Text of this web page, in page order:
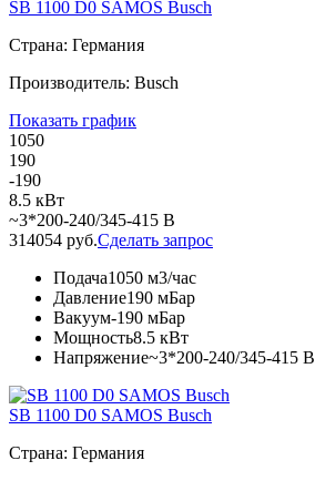
SB 1100 D0 SAMOS Busch
Страна: Германия
Производитель: Busch
Показать график
1050
190
-190
8.5 кВт
~3*200-240/345-415 В
314054 руб.Сделать запрос
Подача1050 м3/час
Давление190 мБар
Вакуум-190 мБар
Мощность8.5 кВт
Напряжение~3*200-240/345-415 В
SB 1100 D0 SAMOS Busch
Страна: Германия